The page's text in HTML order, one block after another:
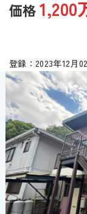
1,200
2023年12月